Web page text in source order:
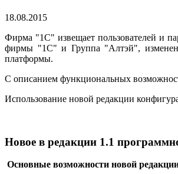
18.08.2015
Фирма "1С" извещает пользователей и
фирмы "1С" и Группа "Алтэй",
платформы.
С описанием функциональных
Использование новой редакции
Новое в редакции 1.1
Основные возможности новой